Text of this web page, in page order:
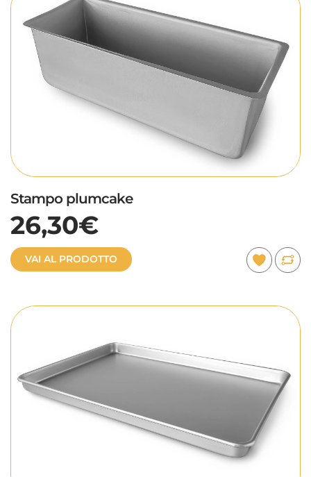
Stampo plumcake
26,30€
VAI AL PRODOTTO